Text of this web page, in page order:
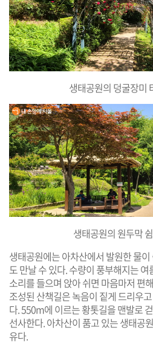
생태공원의 덩굴장
생태공원의 원두막
생태공원에는 아차산에서 발원한 물
도 만날 수 있다. 수량이 풍부해지는
소리를 들으며 앉아 쉬면 마음마저 편
조성된 산책길은 녹음이 짙게 드리우
다. 550m에 이르는 황톳길을 맨발로
선사한다. 아차산이 품고 있는 생태공
유다.